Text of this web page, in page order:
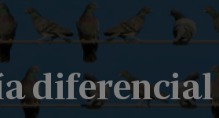
diferencial